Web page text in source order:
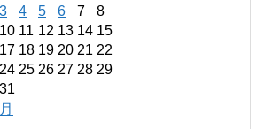
3 4 5 6 7
8
10 11 12 13 14 15
17 18 19 20 21 22
24 25 26 27 28 29
31